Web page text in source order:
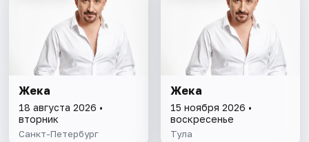
Жека
18 августа 2026 •
вторник
Санкт-Петербург
Жека
15 ноября 2026 •
воскресенье
Тула